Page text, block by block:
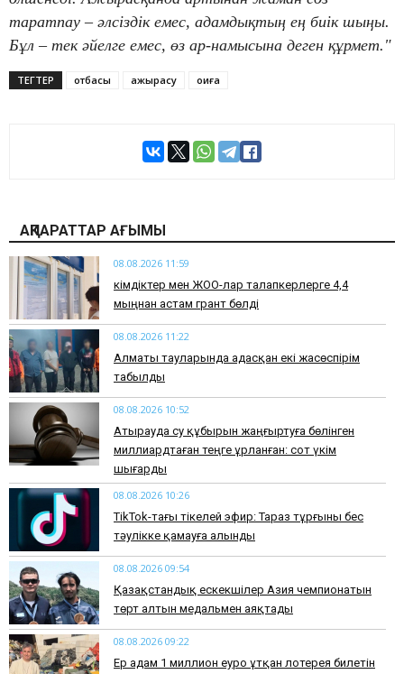
таратпау – әлсіздік емес, адамдықтың ең биік шыңы.
Бұл – тек әйелге емес, өз ар-намысына деген құрмет."
ТЕГТЕР отбасы ажырасу оқиға
АҚПАРАТТАР АҒЫМЫ
08.08.2026 11:59
Әкімдіктер мен ЖОО-лар талапкерлерге 4,4
мыңнан астам грант бөлді
08.08.2026 11:22
Алматы тауларында адасқан екі жасөспірім
табылды
08.08.2026 10:52
Атырауда су құбырын жаңғыртуға бөлінген
миллиардтаған теңге ұрланған: сот үкім
шығарды
08.08.2026 10:26
TikTok-тағы тікелей эфир: Тараз тұрғыны бес
тәулікке қамауға алынды
08.08.2026 09:54
Қазақстандық ескекшілер Азия чемпионатын
төрт алтын медальмен аяқтады
08.08.2026 09:22
Ер адам 1 миллион еуро ұтқан лотерея билетін